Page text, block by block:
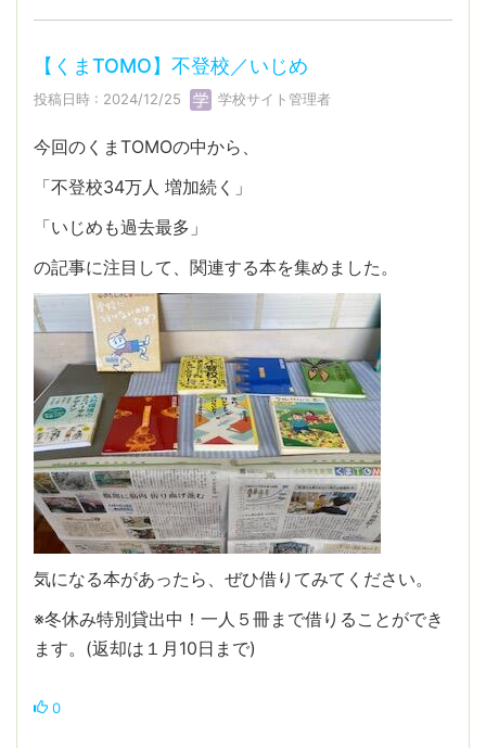
【くまTOMO】不登校／いじめ
投稿日時 : 2024/12/25 学校サイト管理者
今回のくまTOMOの中から、
「不登校34万人 増加続く」
「いじめも過去最多」
の記事に注目して、関連する本を集めました。
気になる本があったら、ぜひ借りてみてください。
※冬休み特別貸出中！一人５冊まで借りることができ
ます。(返却は１月10日まで)
0